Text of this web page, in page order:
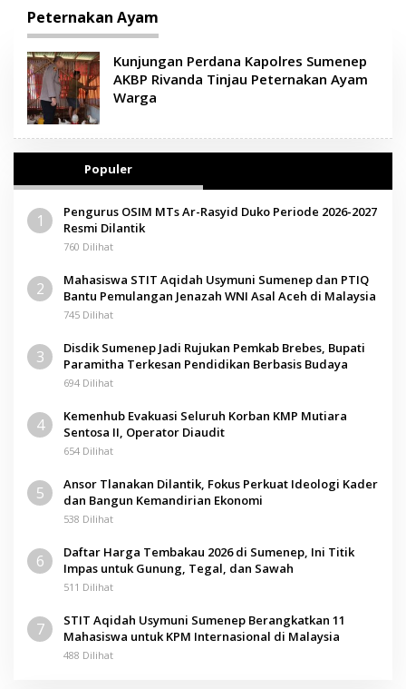
Peternakan Ayam
Kunjungan Perdana Kapolres Sumenep
AKBP Rivanda Tinjau Peternakan Ayam
Warga
Populer
1
Pengurus OSIM MTs Ar-Rasyid Duko Periode 2026-2027
Resmi Dilantik
760 Dilihat
2
Mahasiswa STIT Aqidah Usymuni Sumenep dan PTIQ
Bantu Pemulangan Jenazah WNI Asal Aceh di Malaysia
745 Dilihat
3
Disdik Sumenep Jadi Rujukan Pemkab Brebes, Bupati
Paramitha Terkesan Pendidikan Berbasis Budaya
694 Dilihat
4
Kemenhub Evakuasi Seluruh Korban KMP Mutiara
Sentosa II, Operator Diaudit
654 Dilihat
5
Ansor Tlanakan Dilantik, Fokus Perkuat Ideologi Kader
dan Bangun Kemandirian Ekonomi
538 Dilihat
6
Daftar Harga Tembakau 2026 di Sumenep, Ini Titik
Impas untuk Gunung, Tegal, dan Sawah
511 Dilihat
7
STIT Aqidah Usymuni Sumenep Berangkatkan 11
Mahasiswa untuk KPM Internasional di Malaysia
488 Dilihat